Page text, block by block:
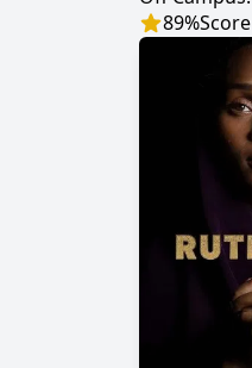
89%Score